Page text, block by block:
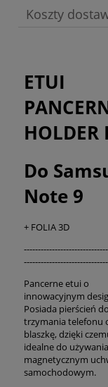
Koszty
Cena nie zawiera
ETUI
HOLDER
Do
Note 9
+ FOLIA 3D
Pancerne etui o
innowacyjnym
Posiada pierścień do
trzymania telefonu
blaszkę, dzięki
idealne do
magnetycznym
samochodowym.